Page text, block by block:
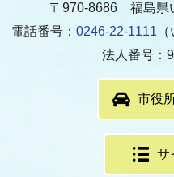
〒970-8686 福島県
電話番号： 0246-22-1111
法人番号：
市役
サ